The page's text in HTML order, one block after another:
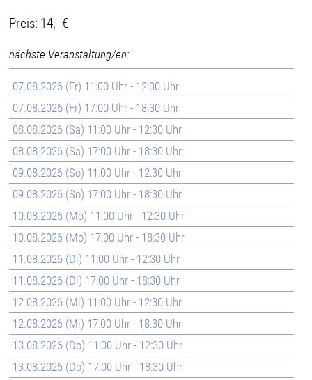
Preis: 14,- €
nächste Veranstaltung/en:
07.08.2026 (Fr) 11:00 Uhr - 12:30 Uhr
07.08.2026 (Fr) 17:00 Uhr - 18:30 Uhr
08.08.2026 (Sa) 11:00 Uhr - 12:30 Uhr
08.08.2026 (Sa) 17:00 Uhr - 18:30 Uhr
09.08.2026 (So) 11:00 Uhr - 12:30 Uhr
09.08.2026 (So) 17:00 Uhr - 18:30 Uhr
10.08.2026 (Mo) 11:00 Uhr - 12:30 Uhr
10.08.2026 (Mo) 17:00 Uhr - 18:30 Uhr
11.08.2026 (Di) 11:00 Uhr - 12:30 Uhr
11.08.2026 (Di) 17:00 Uhr - 18:30 Uhr
12.08.2026 (Mi) 11:00 Uhr - 12:30 Uhr
12.08.2026 (Mi) 17:00 Uhr - 18:30 Uhr
13.08.2026 (Do) 11:00 Uhr - 12:30 Uhr
13.08.2026 (Do) 17:00 Uhr - 18:30 Uhr